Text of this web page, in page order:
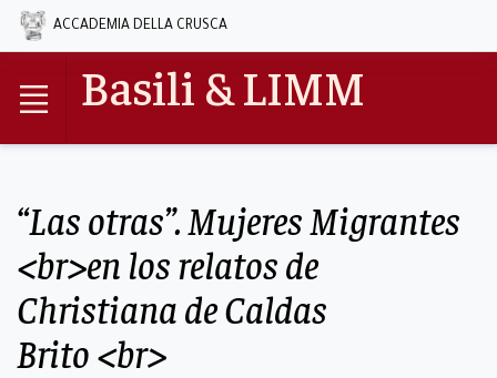
ACCADEMIA DELLA CRUSCA
Basili & LIMM
“Las otras”. Mujeres Migrantes
<br>en los relatos de
Christiana de Caldas
Brito <br>